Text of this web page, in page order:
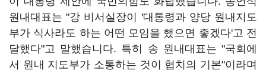
원내대표는 "강 비서실장이 '대통령과 양당 원내지도
부가 식사라도 하는 어떤 모임을 했으면 좋겠다'고 전
달했다"고 말했습니다. 특히 송 원내대표는 "국회에
서 원내 지도부가 소통하는 것이 협치의 기본"이라며